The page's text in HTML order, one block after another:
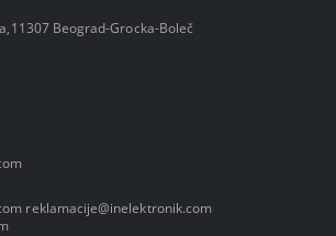
Beograd-Grocka-Boleč
reklamacije@inelektronik.com